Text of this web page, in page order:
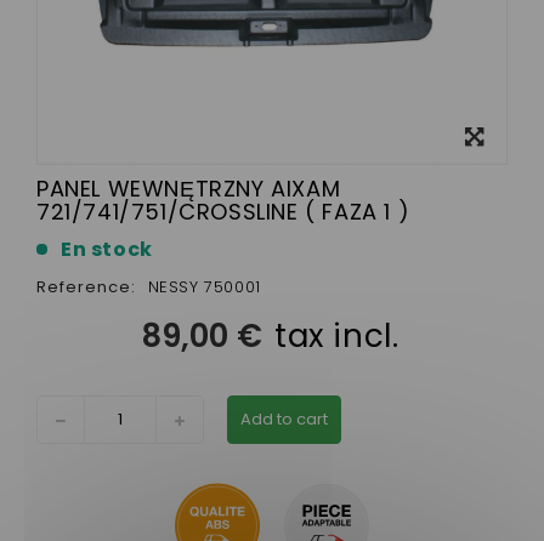
PANEL WEWNĘTRZNY AIXAM
721/741/751/CROSSLINE ( FAZA 1 )
En stock
Reference: NESSY 750001
89,00 € tax incl.
Add to cart